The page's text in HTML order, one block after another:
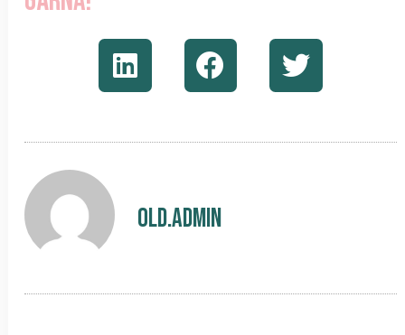
old.admin